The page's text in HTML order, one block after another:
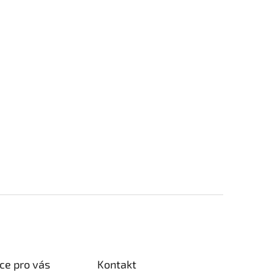
pro vás Kontakt